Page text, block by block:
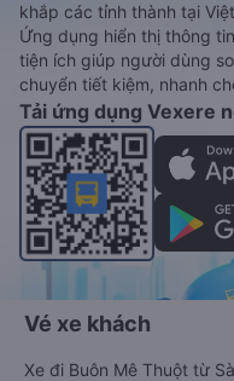
khắp các tỉnh thành tại
Ứng dụng hiển thị thông
tiện ích giúp người dùng
chuyển tiết kiệm, nhanh
Tải ứng dụng Vexere
Vé xe khách
Xe đi Buôn Mê Thuột từ